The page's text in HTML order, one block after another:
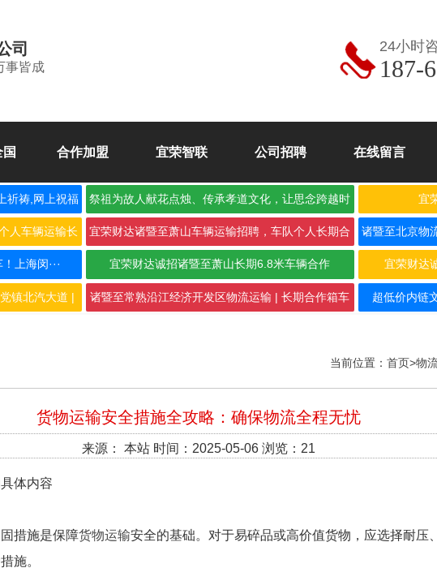
司
事皆成
24小时
187-
合作加盟 宜荣智联 公司招聘 在线留言
祈祷,网上祝福 祭祖为故人献花点烛、传承孝道文化，让思念跨越时
空
宜
人车辆运输长 宜荣财达诸暨至萧山车辆运输招聘，车队个人长期合
作，···
诸暨至北京物
上海闵··· 宜荣财达诚招诸暨至萧山长期6.8米车辆合作 宜荣财达
镇北汽大道 | 诸暨至常熟沿江经济开发区物流运输 | 长期合作箱车 超低价内链
当前位置： 首页>物
货物运输安全措施全攻略：确保物流全程无忧
来源： 本站 时间：2025-05-06 浏览：21
体内容
措施是保障货物运输安全的基础。对于易碎品或高价值货物，应选择耐压
施。